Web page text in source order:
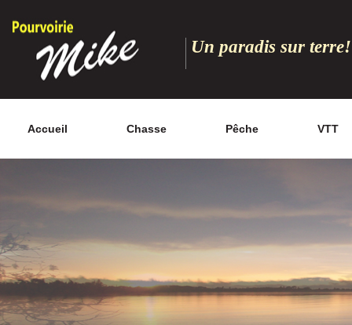
Un paradis sur terre!
Accueil Chasse Pêche VTT